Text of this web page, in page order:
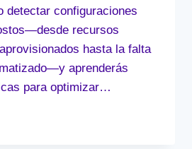
detectar configuraciones
recursos
hasta la falta
aprenderás
para optimizar…